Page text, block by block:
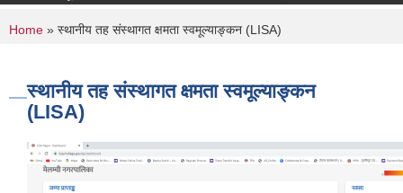
You are here
Home » स्थानीय तह संस्थागत क्षमता स्वमूल्याङ्कन (LISA)
स्थानीय तह संस्थागत क्षमता स्वमूल्याङ्कन
(LISA)